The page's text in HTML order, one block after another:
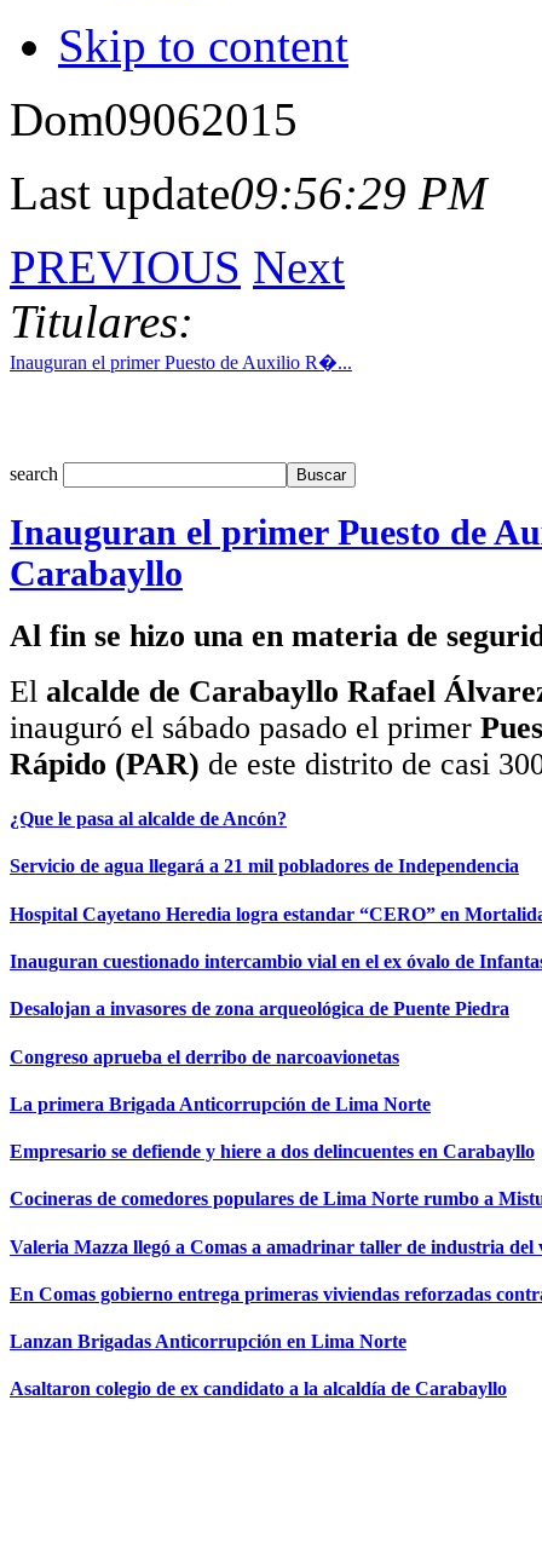
Skip to content
Dom09062015
Last update09:56:29 PM
PREVIOUS Next
Titulares:
Inauguran el primer Puesto de Auxilio R�...
search
Inauguran el primer Puesto de
Carabayllo
Al fin se hizo una en materia de
El alcalde de Carabayllo Rafael
inauguró el sábado pasado el primer
Rápido (PAR) de este distrito de casi
¿Que le pasa al alcalde de Ancón?
Servicio de agua llegará a 21 mil pobladores de Independencia
Hospital Cayetano Heredia logra estandar “CERO” en
Inauguran cuestionado intercambio vial en el ex óvalo de
Desalojan a invasores de zona arqueológica de Puente Piedra
Congreso aprueba el derribo de narcoavionetas
La primera Brigada Anticorrupción de Lima Norte
Empresario se defiende y hiere a dos delincuentes en Carabayllo
Cocineras de comedores populares de Lima Norte rumbo a
Valeria Mazza llegó a Comas a amadrinar taller de industria del
En Comas gobierno entrega primeras viviendas reforzadas
Lanzan Brigadas Anticorrupción en Lima Norte
Asaltaron colegio de ex candidato a la alcaldía de Carabayllo